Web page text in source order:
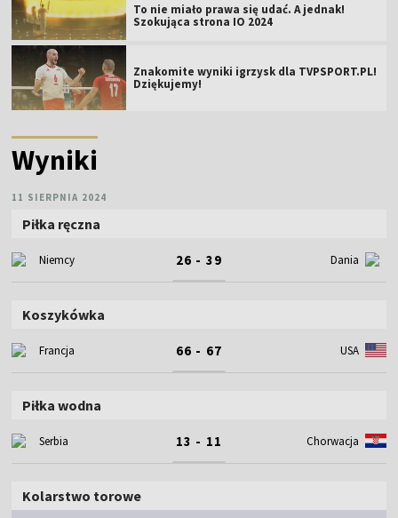
To nie miało prawa się udać. A jednak!
Szokująca strona IO 2024
Znakomite wyniki igrzysk dla TVPSPORT.PL!
Dziękujemy!
Wyniki
11 SIERPNIA 2024
Piłka ręczna
Niemcy 26 - 39 Dania
Koszykówka
Francja 66 - 67 USA
Piłka wodna
Serbia 13 - 11 Chorwacja
Kolarstwo torowe